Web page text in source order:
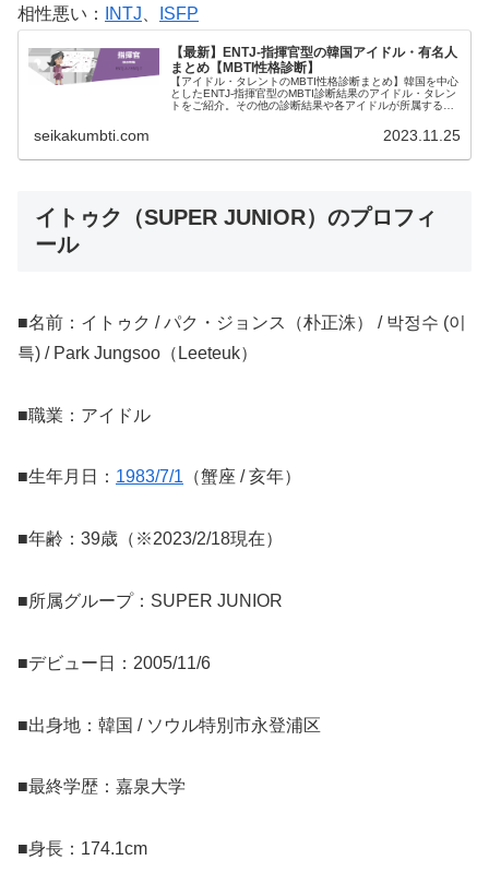
相性悪い：
INTJ、 ISFP
【最新】ENTJ-指揮官型の韓国アイドル・有名人
まとめ【MBTI性格診断】
【アイドル・タレントのMBTI性格診断まとめ】韓国を中心
としたENTJ-指揮官型のMBTI診断結果のアイドル・タレン
トをご紹介。その他の診断結果や各アイドルが所属するグ
seikakumbti.com 2023.11.25
イトゥク（SUPER JUNIOR）のプロフィ
ール
■名前：イトゥク / パク・ジョンス（朴正洙） / 박정수 (이
특) / Park Jungsoo（Leeteuk）
■職業：アイドル
■生年月日： 1983/7/1 （蟹座 / 亥年）
■年齢：39歳（※2023/2/18現在）
■所属グループ：SUPER JUNIOR
■デビュー日：2005/11/6
■出身地：韓国 / ソウル特別市永登浦区
■最終学歴：嘉泉大学
■身長：174.1cm